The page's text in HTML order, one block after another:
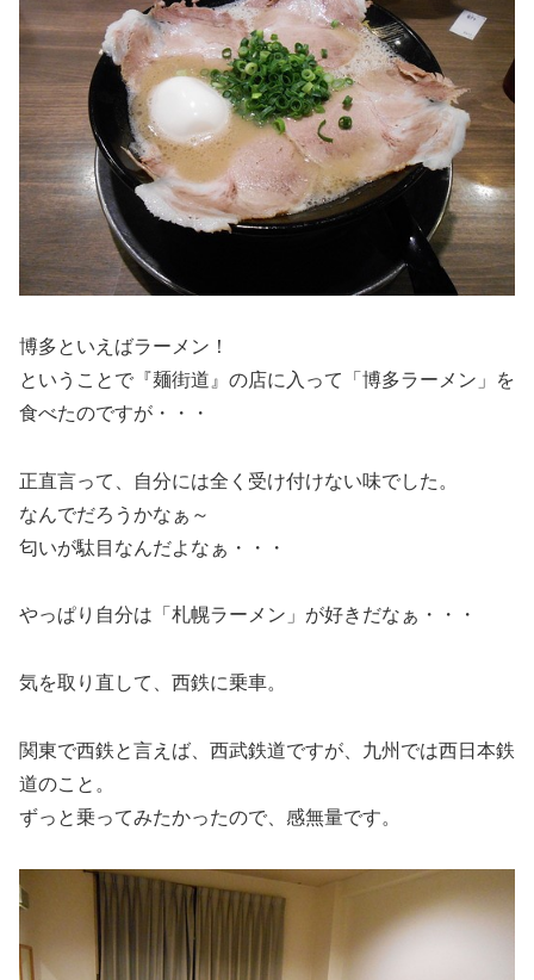
博多といえばラーメン！
ということで『麺街道』の店に入って「博多ラーメン」を
食べたのですが・・・
正直言って、自分には全く受け付けない味でした。
なんでだろうかなぁ～
匂いが駄目なんだよなぁ・・・
やっぱり自分は「札幌ラーメン」が好きだなぁ・・・
気を取り直して、西鉄に乗車。
関東で西鉄と言えば、西武鉄道ですが、九州では西日本鉄
道のこと。
ずっと乗ってみたかったので、感無量です。